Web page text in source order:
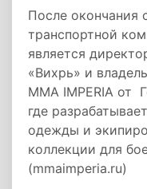
После окончания
транспортной
является
«Вихрь» и
MMA IMPERIA от
где
одежды и
коллекции для
(mmaimperia.ru)